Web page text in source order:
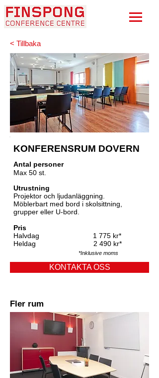
< Tillbaka
KONFERENSRUM DOVERN
Antal personer
Max 50 st.
Utrustning
Projektor och ljudanläggning.
Möblerbart med bord i skolsittning,
grupper eller U-bord.
Pris
Halvdag 1 775 kr*
Heldag 2 490 kr*
*Inklusive moms
KONTAKTA OSS
Fler rum